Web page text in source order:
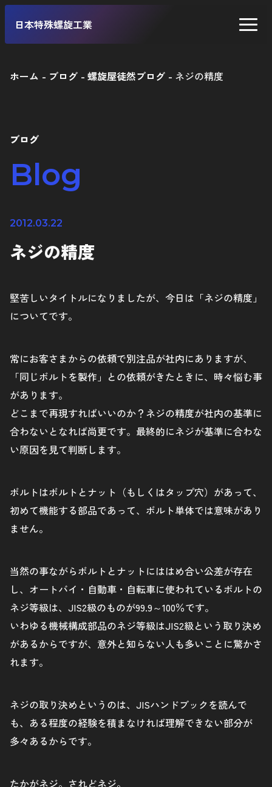
日本特殊螺旋工業
工業製品
ホーム ブログ 螺旋屋徒然ブログ ネジの精度
ブログ
Blog
2012.03.22
ネジの精度
堅苦しいタイトルになりましたが、今日は「ネジの精度」
についてです。
常にお客さまからの依頼で別注品が社内にありますが、
「同じボルトを製作」との依頼がきたときに、時々悩む事
があります。
どこまで再現すればいいのか？ネジの精度が社内の基準に
合わないとなれば尚更です。最終的にネジが基準に合わな
い原因を見て判断します。
ボルトはボルトとナット（もしくはタップ穴）があって、
初めて機能する部品であって、ボルト単体では意味があり
ません。
当然の事ながらボルトとナットにははめ合い公差が存在
し、オートバイ・自動車・自転車に使われているボルトの
ネジ等級は、JIS2級のものが99.9～100％です。
いわゆる機械構成部品のネジ等級はJIS2級という取り決め
があるからですが、意外と知らない人も多いことに驚かさ
れます。
ネジの取り決めというのは、JISハンドブックを読んで
も、ある程度の経験を積まなければ理解できない部分が
多々あるからです。
たかがネジ。されどネジ。